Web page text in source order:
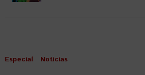
Especial Noticias